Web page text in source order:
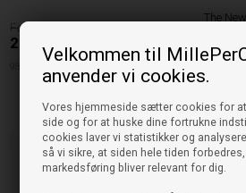
Velkommen til
anvender vi cookies.
Vores hjemmeside sætter cookies for
side og for at huske dine fortrukne
cookies laver vi statistikker og
så vi sikre, at siden hele tiden
markedsføring bliver relevant for dig.
249,98 DKK
110cm
The New
THE
OLIVE
199,50
146/
NYHED